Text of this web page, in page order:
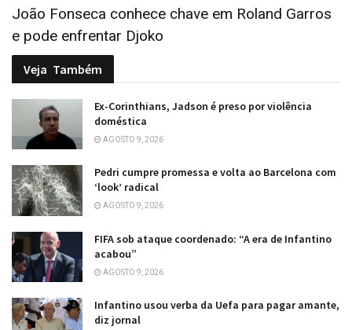
João Fonseca conhece chave em Roland Garros
e pode enfrentar Djoko
Veja Também
Ex-Corinthians, Jadson é preso por violência
doméstica
AGOSTO 9, 2026
Pedri cumpre promessa e volta ao Barcelona com
‘look’ radical
AGOSTO 9, 2026
FIFA sob ataque coordenado: “A era de Infantino
acabou”
AGOSTO 9, 2026
Infantino usou verba da Uefa para pagar amante,
diz jornal